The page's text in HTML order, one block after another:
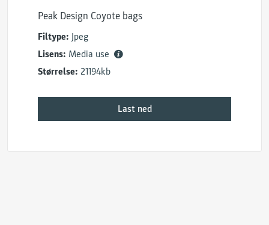
Peak Design Coyote bags
Filtype: Jpeg
Lisens: Media use
Størrelse: 21194kb
Last ned